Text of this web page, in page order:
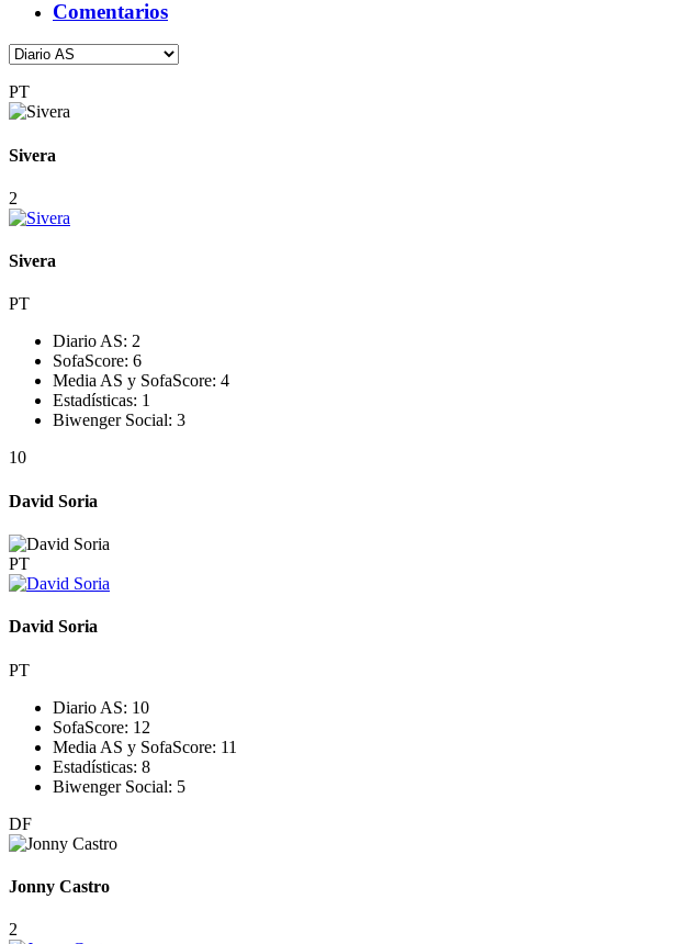
Comentarios
PT
Sivera
2
Sivera
PT
Diario AS: 2
SofaScore: 6
Media AS y SofaScore: 4
Estadísticas: 1
Biwenger Social: 3
10
David Soria
PT
David Soria
PT
Diario AS: 10
SofaScore: 12
Media AS y SofaScore: 11
Estadísticas: 8
Biwenger Social: 5
DF
Jonny Castro
2